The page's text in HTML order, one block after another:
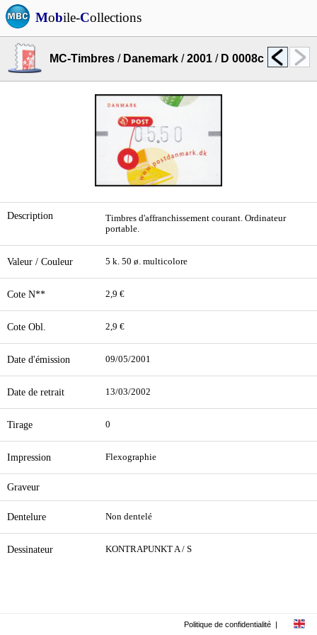
Mobile-Collections
MC-Timbres / Danemark /2001 / D 0008c
Description
Timbres d'affranchissement courant. Ordinateur
portable.
Valeur / Couleur 5 k. 50 ø. multicolore
Cote N** 2,9 €
Cote Obl. 2,9 €
Date d'émission 09/05/2001
Date de retrait 13/03/2002
Tirage 0
Impression Flexographie
Graveur
Dentelure Non dentelé
Dessinateur KONTRAPUNKT A / S
Politique de confidentialité |